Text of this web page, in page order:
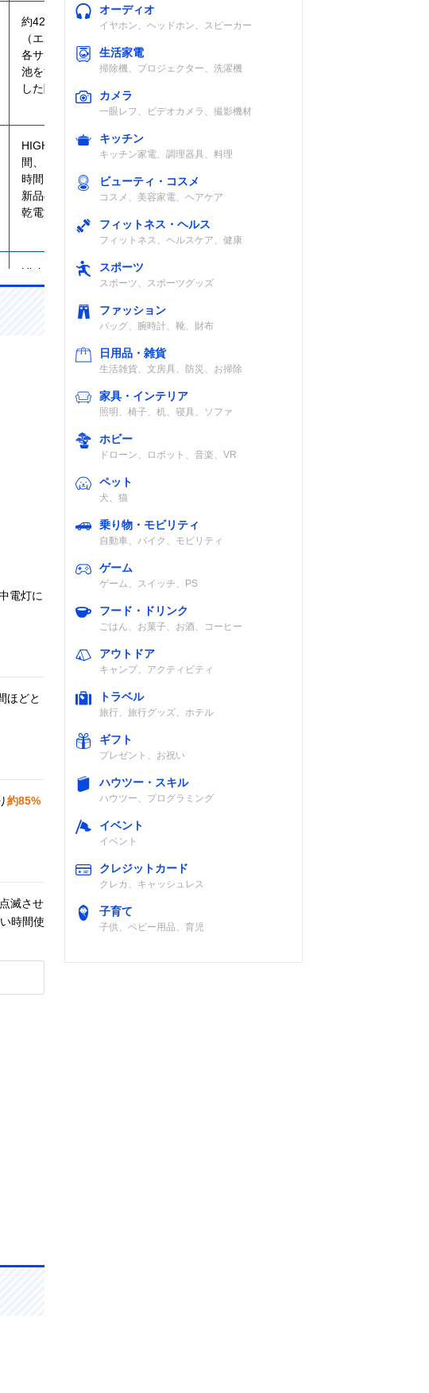
約42時間20分
（エボルタNEO
各サイズの乾電
池をすべて搭載
した際の合計）
乾電池式 IPX1
HIGH/約22.5時
間、LOW/約31
時間（未使用・
新品のアルカリ
乾電池使用時）
乾電池式
High/約5時間、
Mid/11時間、
Eco/約32時間
乾電池式
ライト/約70時
約10時間（アル
乾電池式 IPX1
乾電池式
乾電池式
19時間（LOW
モード）
USB充電式
間、省電力/約
3アルカリ乾電
池EXシリーズ
電灯に
ほどと
約85%
滅させ
時間使
オーディオ
イヤホン、ヘッドホン、スピーカー
生活家電
掃除機、プロジェクター、洗濯機
カメラ
一眼レフ、ビデオカメラ、撮影機材
キッチン
キッチン家電、調理器具、料理
ビューティ・コスメ
コスメ、美容家電、ヘアケア
フィットネス・ヘルス
フィットネス、ヘルスケア、健康
スポーツ
スポーツ、スポーツグッズ
ファッション
バッグ、腕時計、靴、財布
日用品・雑貨
生活雑貨、文房具、防災、お掃除
家具・インテリア
照明、椅子、机、寝具、ソファ
ホビー
ドローン、ロボット、音楽、VR
ペット
犬、猫
乗り物・モビリティ
自動車、バイク、モビリティ
ゲーム
ゲーム、スイッチ、PS
フード・ドリンク
ごはん、お菓子、お酒、コーヒー
アウトドア
キャンプ、アクティビティ
トラベル
旅行、旅行グッズ、ホテル
ギフト
プレゼント、お祝い
ハウツー・スキル
ハウツー、プログラミング
イベント
イベント
クレジットカード
クレカ、キャッシュレス
子育て
子供、ベビー用品、育児